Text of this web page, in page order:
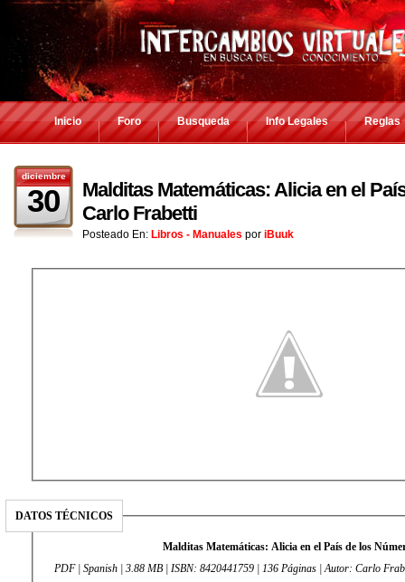
Inicio Foro Busqueda Info Legales Reglas
diciembre
30
Malditas Matemáticas: Alicia en el
Carlo Frabetti
Posteado En: Libros - Manuales por iBuuk
DATOS TÉCNICOS
Malditas Matemáticas: Alicia en el País de los
PDF | Spanish | 3.88 MB | ISBN: 8420441759 | 136 Páginas | Autor: Carlo